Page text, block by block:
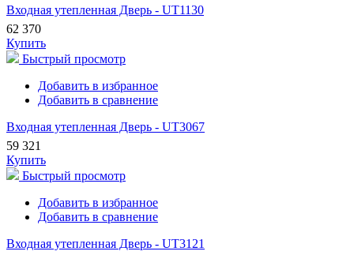
Входная утепленная Дверь - UT1130
62 370
Купить
Быстрый просмотр
Добавить в избранное
Добавить в сравнение
Входная утепленная Дверь - UT3067
59 321
Купить
Быстрый просмотр
Добавить в избранное
Добавить в сравнение
Входная утепленная Дверь - UT3121